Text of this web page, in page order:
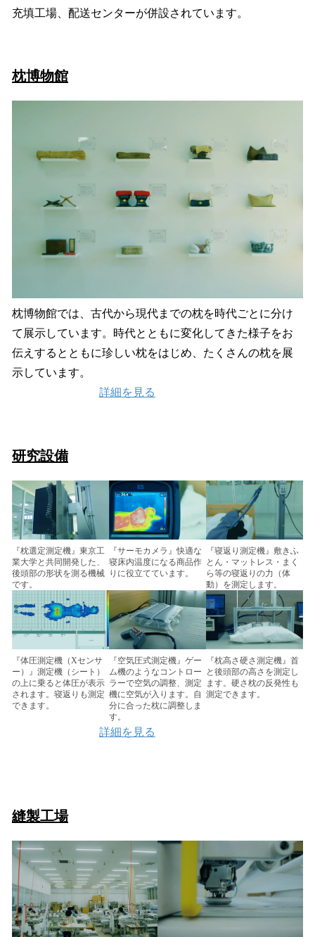
充填工場、配送センターが併設されています。
枕博物館
枕博物館では、古代から現代までの枕を時代ごとに分け
て展示しています。時代とともに変化してきた様子をお
伝えするとともに珍しい枕をはじめ、たくさんの枕を展
示しています。
詳細を見る
研究設備
『枕選定測定機』東京工
業大学と共同開発した、
後頭部の形状を測る機械
です。
『サーモカメラ』快適な
寝床内温度になる商品作
りに役立てています。
『寝返り測定機』敷きふ
とん・マットレス・まく
ら等の寝返りの力（体
動）を測定します。
『体圧測定機（Xセンサ
ー）』測定機（シート）
の上に乗ると体圧が表示
されます。寝返りも測定
できます。
『空気圧式測定機』ゲー
ム機のようなコントロー
ラーで空気の調整、測定
機に空気が入ります。自
分に合った枕に調整しま
す。
『枕高さ硬さ測定機』首
と後頭部の高さを測定し
ます。硬さ枕の反発性も
測定できます。
詳細を見る
縫製工場